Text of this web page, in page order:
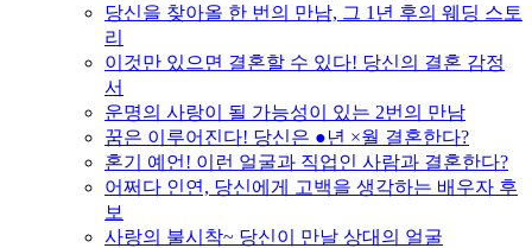
당신을 찾아올 한 번의 만남, 그 1년 후의 웨딩 스토
리
이것만 있으면 결혼할 수 있다! 당신의 결혼 감정
서
운명의 사랑이 될 가능성이 있는 2번의 만남
꿈은 이루어진다! 당신은 ●년 ×월 결혼한다?
혼기 예언! 이런 얼굴과 직업인 사람과 결혼한다?
어쩌다 인연, 당신에게 고백을 생각하는 배우자 후
보
사랑의 불시착~ 당신이 만날 상대의 얼굴